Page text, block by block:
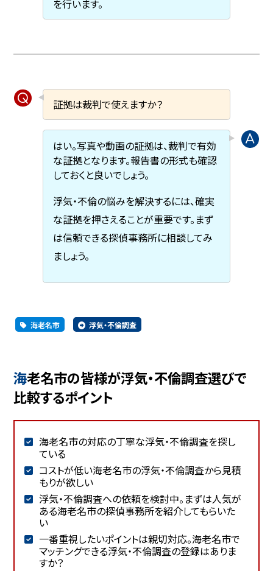
を行います。
証拠は裁判で使えますか？
はい。写真や動画の証拠は、裁判で有効
な証拠となります。報告書の形式も確認
しておくと良いでしょう。
浮気・不倫の悩みを解決するには、確実
な証拠を押さえることが重要です。まず
は信頼できる探偵事務所に相談してみ
ましょう。
海老名市 浮気・不倫調査
海老名市の皆様が浮気・不倫調査選びで
比較するポイント
海老名市の対応の丁寧な浮気・不倫調査を探し
ている
コストが低い海老名市の浮気・不倫調査から見積
もりが欲しい
浮気・不倫調査への依頼を検討中。まずは人気が
ある海老名市の探偵事務所を紹介してもらいた
い
一番重視したいポイントは親切対応。海老名市で
マッチングできる浮気・不倫調査の登録はありま
すか？